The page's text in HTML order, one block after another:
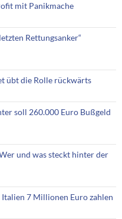
mit Panikmache
Rettungsanker“
übt die Rolle rückwärts
soll 260.000 Euro Bußgeld
und was steckt hinter der
7 Millionen Euro zahlen